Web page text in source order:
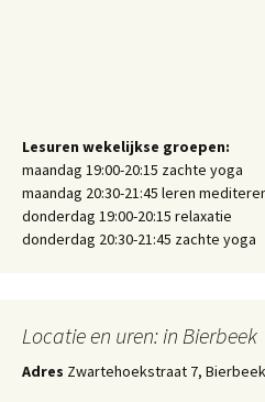
Lesuren wekelijkse groepen:
maandag 19:00-20:15 zachte yoga
maandag 20:30-21:45 leren
donderdag 19:00-20:15 relaxatie
donderdag 20:30-21:45 zachte yoga
Locatie en uren: in Bierbeek
Adres Zwartehoekstraat 7, Bierbeek